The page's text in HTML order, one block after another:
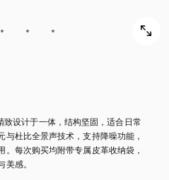
设计于一体，结构坚固，适合日常
杜比全景声技术，支持降噪功能，
每次购买均附带专属皮革收纳袋，
感。​